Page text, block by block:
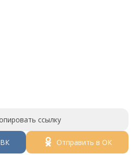
ссылку
Отправить в ОК